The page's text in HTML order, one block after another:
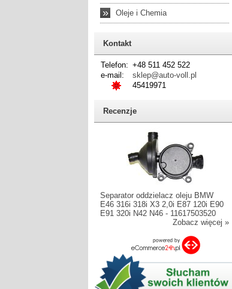
» Oleje i Chemia
Kontakt
Telefon: +48 511 452 522
e-mail:
sklep@auto-voll.pl
45419971
Recenzje
Separator oddzielacz oleju BMW
E46 316i 318i X3 2,0i E87 120i E90
E91 320i N42 N46 - 11617503520
Zobacz więcej »